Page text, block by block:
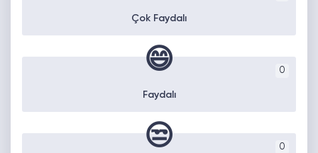
Çok Faydalı
0
😄
Faydalı
0
😒